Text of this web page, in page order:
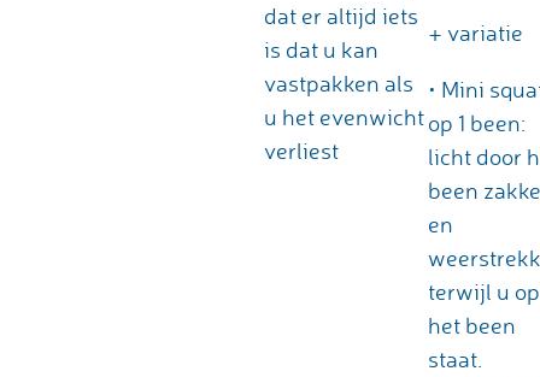
dat er altijd iets
is dat u kan
vastpakken als
u het evenwicht
verliest
+ variatie
• Mini
op 1 been:
licht door
been
en
terwijl u op
het been
staat.